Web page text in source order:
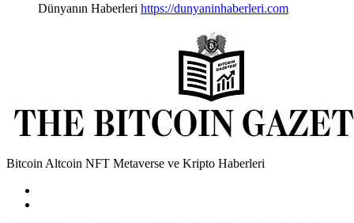
Dünyanın Haberleri https://dunyaninhaberleri.com
Bitcoin Altcoin NFT Metaverse ve Kripto Haberleri